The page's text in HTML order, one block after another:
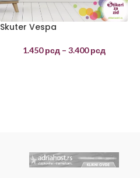
Skuter Vespa
1.450рсд – 3.400рсд